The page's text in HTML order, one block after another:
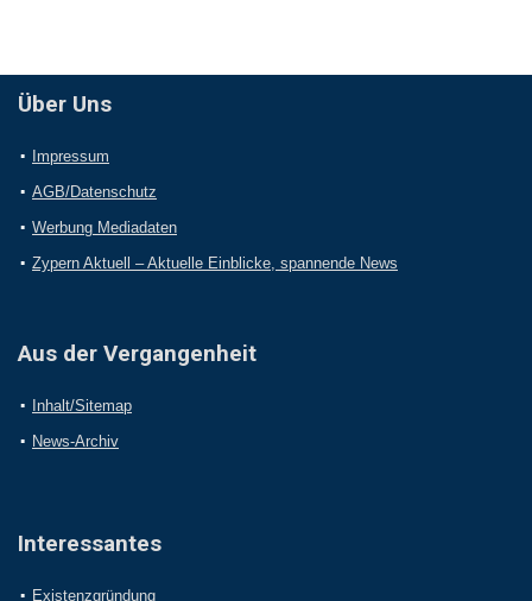
Über Uns
Impressum
AGB/Datenschutz
Werbung Mediadaten
Zypern Aktuell – Aktuelle Einblicke, spannende News
Aus der Vergangenheit
Inhalt/Sitemap
News-Archiv
Interessantes
Existenzgründung